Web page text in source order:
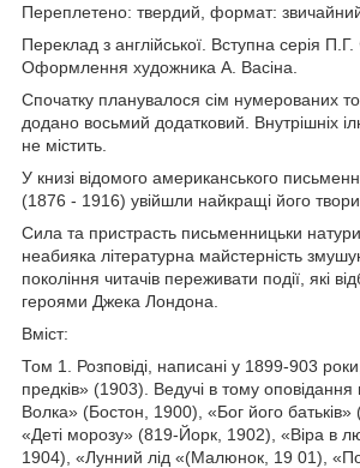
Переплетено: твердий, формат:
Переклад з англійської. Вступна серія
Оформлення художника А. Васіна.
Спочатку планувалося сім нумерованих
додано восьмий додатковий. Внутрішніх
не містить.
У книзі відомого американського
(1876 - 1916) увійшли найкращі його твори.
Сила та пристрасть письменницьки
неабияка літературна майстерність
покоління читачів переживати події, які
героями Джека Лондона.
Вміст:
Том 1. Розповіді, написані у 1899-903 роки,
предків» (1903). Ведучі в тому оповідання
Волка» (Бостон, 1900), «Бог його батьків»
«Деті морозу» (819-Йорк, 1902), «Віра в
1904), «Лунний лід «(Малюнок, 19 01),